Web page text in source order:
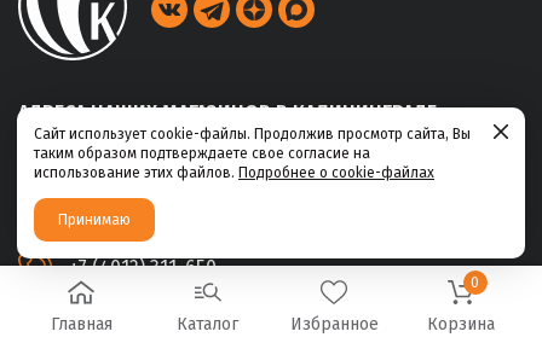
АДРЕСА НАШИХ МАГАЗИНОВ В КАЛИНИНГРАДЕ
ул. Габайдулина, 39
+7 (4012) 311-456
ул. Ю.Маточкина, 2а
+7 (4012) 311-650
Главная Каталог Избранное
0
Корзина
Сайт использует cookie-файлы. Продолжив просмотр сайта, Вы
таким образом подтверждаете свое согласие на
использование этих файлов. Подробнее о cookie-файлах
Принимаю